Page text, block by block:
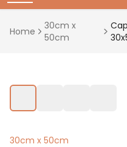
Home
30cm x
50cm
30cm x 50cm